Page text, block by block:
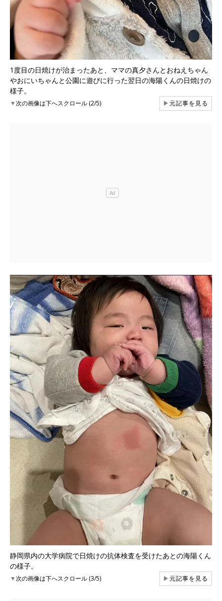
1度目の日焼けが治まったあと、ママの真夕さんとおねえちゃん
やおにいちゃんと公園に遊びに行った翌日の海陽くんの日焼けの
様子。
▼次の画像は下へスクロール (2/5) ▶元記事を見る
静岡県内の大学病院で日焼けの抗体検査を受けたあとの海陽くん
の様子。
▼次の画像は下へスクロール (3/5) ▶元記事を見る